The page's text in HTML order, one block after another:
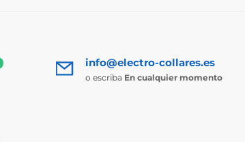
info@electro-collares.es
o escriba En cualquier momento